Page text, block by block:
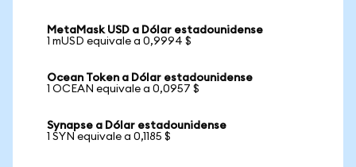
MetaMask USD a Dólar estadounidense
1 mUSD equivale a 0,9994 $
Ocean Token a Dólar estadounidense
1 OCEAN equivale a 0,0957 $
Synapse a Dólar estadounidense
1 SYN equivale a 0,1185 $